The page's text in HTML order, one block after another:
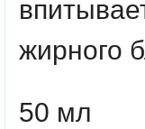
жирного
50 мл